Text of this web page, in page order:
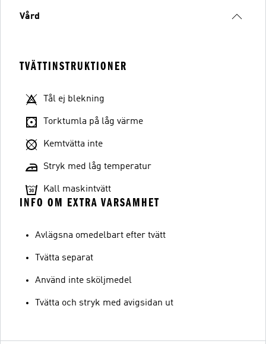
Vård
TVÄTTINSTRUKTIONER
Tål ej blekning
Torktumla på låg värme
Kemtvätta inte
Stryk med låg temperatur
Kall maskintvätt
INFO OM EXTRA VARSAMHET
Avlägsna omedelbart efter tvätt
Tvätta separat
Använd inte sköljmedel
Tvätta och stryk med avigsidan ut